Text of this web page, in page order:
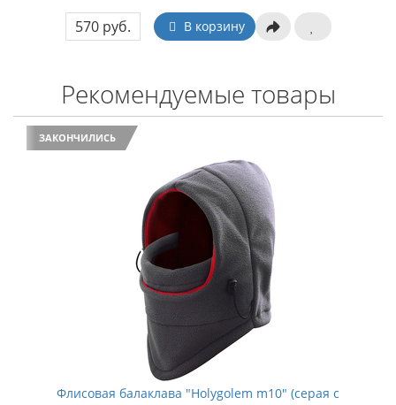
570 руб. В корзину
Рекомендуемые товары
ЗАКОНЧИЛИСЬ
Флисовая балаклава "Holygolem m10" (серая с